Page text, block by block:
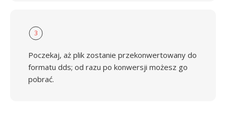
3
Poczekaj, aż plik zostanie przekonwertowany do
formatu dds; od razu po konwersji możesz go
pobrać.